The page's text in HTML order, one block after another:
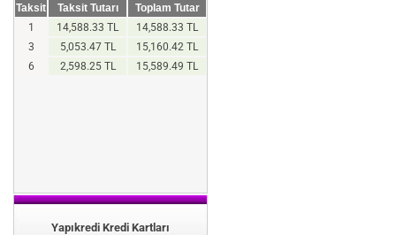
Taksit Taksit Tutarı
Toplam Tutar
1
14,588.33 TL
14,588.33 TL
3
5,053.47 TL
15,160.42 TL
6
2,598.25 TL 15,589.49 TL
Yapıkredi Kredi Kartları